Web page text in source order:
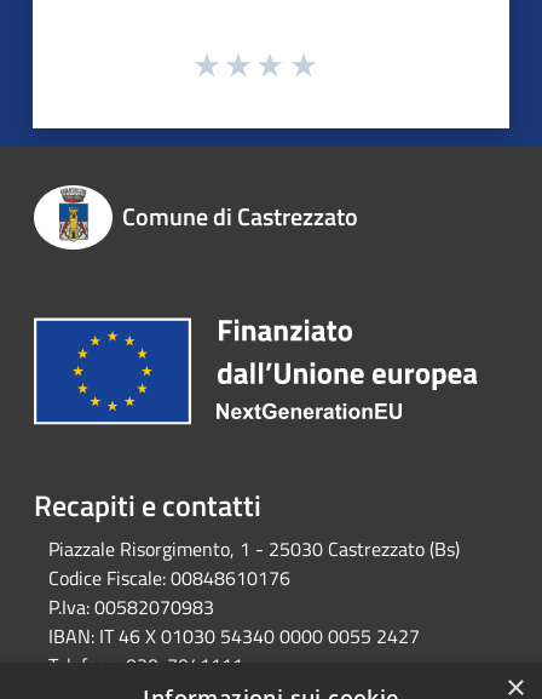
Comune di Castrezzato
Recapiti e contatti
Piazzale Risorgimento, 1 - 25030 Castrezzato (Bs)
Codice Fiscale:00848610176
P.Iva:00582070983
IBAN: IT 46 X 01030 54340 0000 0055 2427
Telefono: 030-7041111
×